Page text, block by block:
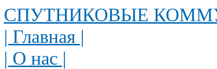
СПУТНИКОВЫЕ
| Главная |
| О нас |